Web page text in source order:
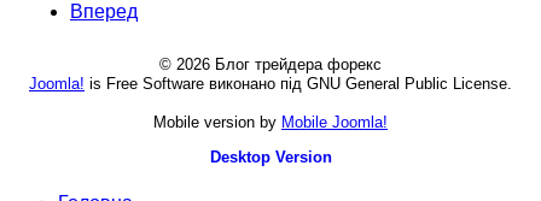
Вперед
© 2026 Блог трейдера форекс
Joomla! is Free Software виконано під GNU General Public License.
Mobile version by Mobile Joomla!
Desktop Version